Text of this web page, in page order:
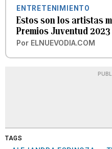
ENTRETENIMIENTO
Estos son los artistas
Premios Juventud 2023
Por ELNUEVODIA.COM
TAGS